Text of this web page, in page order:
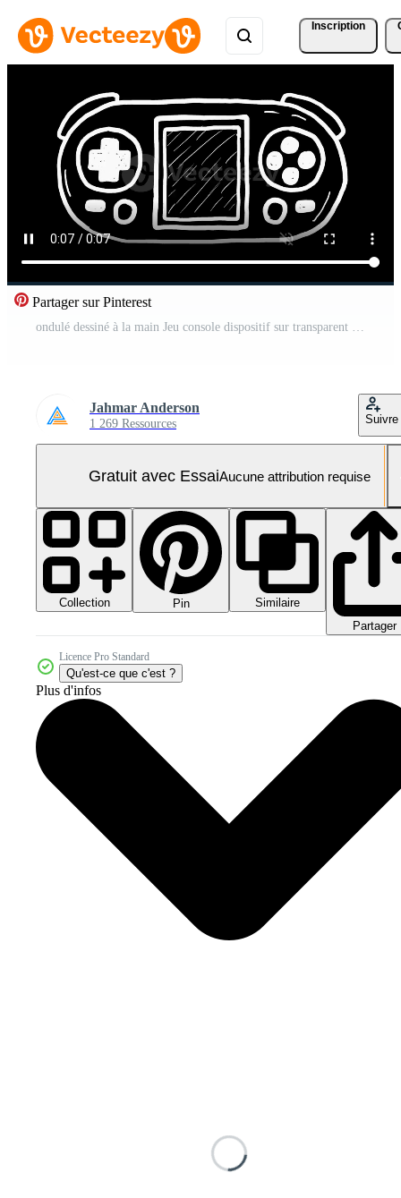
Inscription
Partager sur Pinterest
ondulé dessiné à la main Jeu console dispositif sur transparent Contexte 4 Vidéo Pro
Jahmar Anderson
1 269 Ressources Suivre
Gratuit avec EssaiAucune attribution requise
Collection Pin
Similaire
Partager
Licence Pro Standard
Qu'est-ce que c'est ?
Plus d'infos